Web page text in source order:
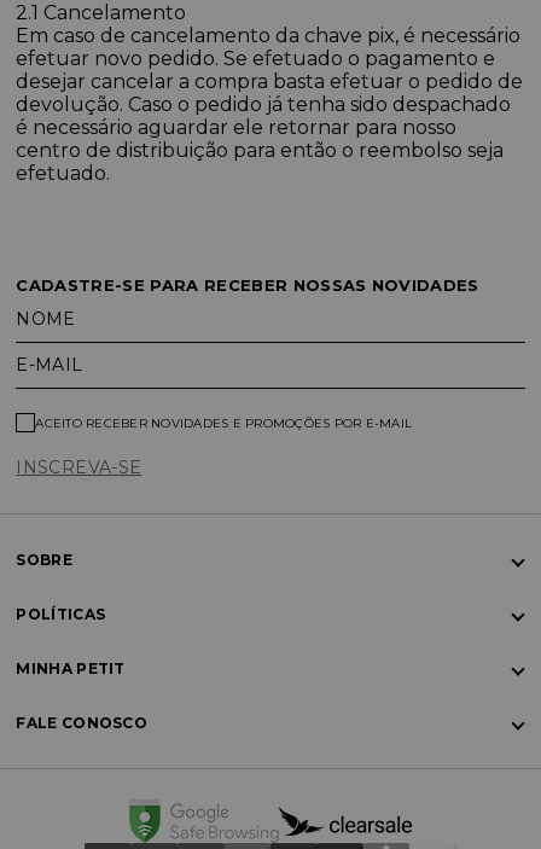
2.1 Cancelamento
Em caso de cancelamento da chave pix, é necessário
efetuar novo pedido. Se efetuado o pagamento e
desejar cancelar a compra basta efetuar o pedido de
devolução. Caso o pedido já tenha sido despachado
é necessário aguardar ele retornar para nosso
centro de distribuição para então o reembolso seja
efetuado.
CADASTRE-SE PARA RECEBER NOSSAS NOVIDADES
NOME
E-MAIL
INSCREVA-SE
ACEITO RECEBER NOVIDADES E PROMOÇÕES POR E-MAIL
SOBRE
POLÍTICAS
MINHA PETIT
FALE CONOSCO